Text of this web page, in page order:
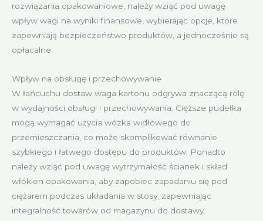
rozwiązania opakowaniowe, należy wziąć pod uwagę
wpływ wagi na wyniki finansowe, wybierając opcje, które
zapewniają bezpieczeństwo produktów, a jednocześnie są
opłacalne.
Wpływ na obsługę i przechowywanie
W łańcuchu dostaw waga kartonu odgrywa znaczącą rolę
w wydajności obsługi i przechowywania. Cięższe pudełka
mogą wymagać użycia wózka widłowego do
przemieszczania, co może skomplikować równanie
szybkiego i łatwego dostępu do produktów. Ponadto
należy wziąć pod uwagę wytrzymałość ścianek i skład
włókien opakowania, aby zapobiec zapadaniu się pod
ciężarem podczas układania w stosy, zapewniając
integralność towarów od magazynu do dostawy.